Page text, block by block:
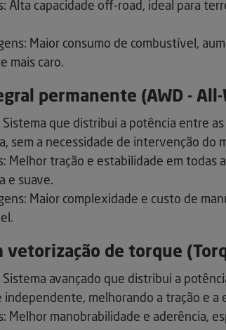
Alta capacidade off-road, ideal para
Maior consumo de combustível,
mais caro.
permanente (AWD -
Sistema que distribui a potência entre
sem a necessidade de intervenção do
Melhor tração e estabilidade em todas
e suave.
Maior complexidade e custo de
vetorização de torque
Sistema avançado que distribui a
independente, melhorando a tração e a
Melhor manobrabilidade e aderência,